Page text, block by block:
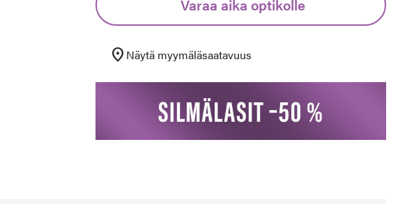
Varaa aika optikolle
location_on Näytä myymäläsaatavuus